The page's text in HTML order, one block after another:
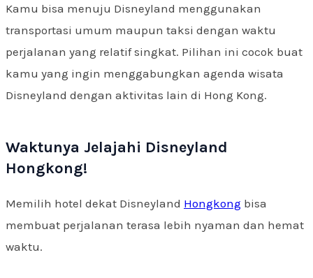
Kamu bisa menuju Disneyland menggunakan
transportasi umum maupun taksi dengan waktu
perjalanan yang relatif singkat. Pilihan ini cocok buat
kamu yang ingin menggabungkan agenda wisata
Disneyland dengan aktivitas lain di Hong Kong.
Waktunya Jelajahi Disneyland
Hongkong!
Memilih hotel dekat Disneyland Hongkong bisa
membuat perjalanan terasa lebih nyaman dan hemat
waktu.